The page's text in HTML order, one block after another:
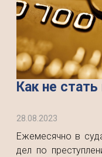
Как не
28.08.2023
Ежемесячно в
дел по